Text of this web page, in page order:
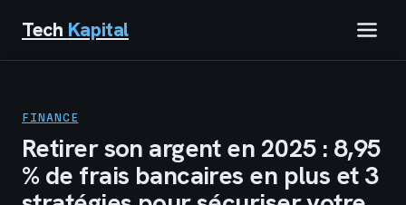
Tech Kapital
BUSINESS
FINANCE
Retirer son argent en 2025 : 8,95
% de frais bancaires en plus et 3